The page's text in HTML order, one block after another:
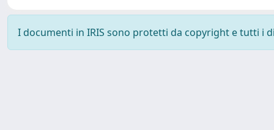
I documenti in IRIS sono protetti da copyright e tutti i